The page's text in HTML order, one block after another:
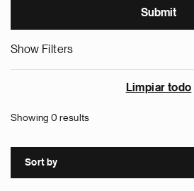
Show Filters
Limpiar todo
Showing 0 results
Sort by